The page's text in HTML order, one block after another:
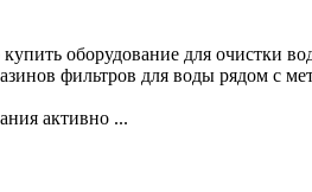
оборудование для очистки
фильтров для воды рядом с
активно ...